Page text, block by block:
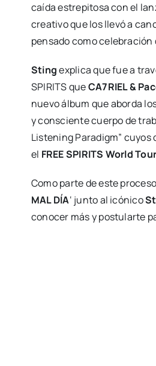
caída estrepitosa con el
creativo que los llevó a
pensado como
Stingexplica que fue a
SPIRITS queCA7RIEL &
nuevo álbum que aborda
y consciente cuerpo de
Listening Paradigm” cuyos
el FREE SPIRITS World Tour
Como parte de este
MAL DÍA‘ junto al icónico
conocer más y postularte